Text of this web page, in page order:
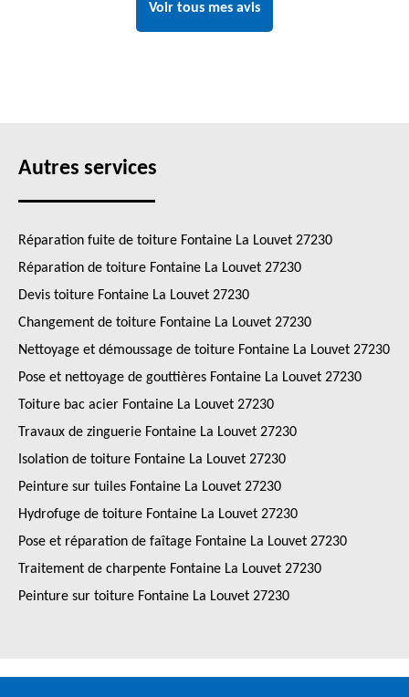
Voir tous mes avis
Autres services
Réparation fuite de toiture Fontaine La Louvet 27230
Réparation de toiture Fontaine La Louvet 27230
Devis toiture Fontaine La Louvet 27230
Changement de toiture Fontaine La Louvet 27230
Nettoyage et démoussage de toiture Fontaine La Louvet 27230
Pose et nettoyage de gouttières Fontaine La Louvet 27230
Toiture bac acier Fontaine La Louvet 27230
Travaux de zinguerie Fontaine La Louvet 27230
Isolation de toiture Fontaine La Louvet 27230
Peinture sur tuiles Fontaine La Louvet 27230
Hydrofuge de toiture Fontaine La Louvet 27230
Pose et réparation de faîtage Fontaine La Louvet 27230
Traitement de charpente Fontaine La Louvet 27230
Peinture sur toiture Fontaine La Louvet 27230